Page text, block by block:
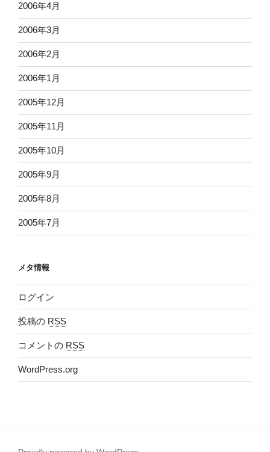
2006年4月
2006年3月
2006年2月
2006年1月
2005年12月
2005年11月
2005年10月
2005年9月
2005年8月
2005年7月
メタ情報
ログイン
投稿の RSS
コメントの RSS
WordPress.org